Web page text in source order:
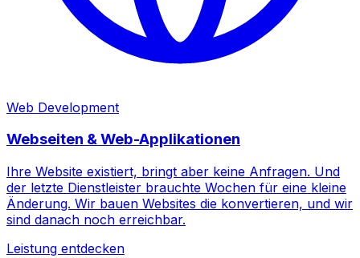
Web Development
Webseiten & Web-Applikationen
Ihre Website existiert, bringt aber keine Anfragen. Und
der letzte Dienstleister brauchte Wochen für eine kleine
Änderung. Wir bauen Websites die konvertieren, und wir
sind danach noch erreichbar.
Leistung entdecken